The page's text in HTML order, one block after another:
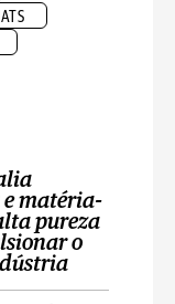
e matéria-
pureza
o